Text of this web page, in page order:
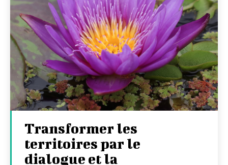
Transformer les
territoires par le
dialogue et la